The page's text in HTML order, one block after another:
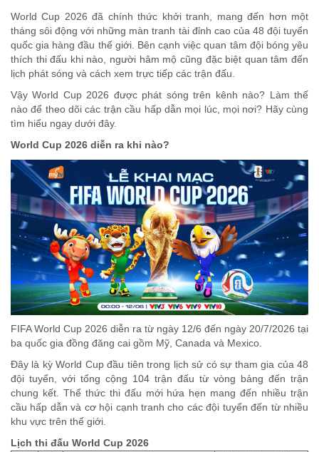
World Cup 2026 đã chính thức khởi tranh, mang đến hơn một
tháng sôi động với những màn tranh tài đỉnh cao của 48 đội tuyển
quốc gia hàng đầu thế giới. Bên cạnh việc quan tâm đội bóng yêu
thích thi đấu khi nào, người hâm mộ cũng đặc biệt quan tâm đến
lịch phát sóng và cách xem trực tiếp các trận đấu.
Vậy World Cup 2026 được phát sóng trên kênh nào? Làm thế
nào để theo dõi các trận cầu hấp dẫn mọi lúc, mọi nơi? Hãy cùng
tìm hiểu ngay dưới đây.
World Cup 2026 diễn ra khi nào?
FIFA World Cup 2026 diễn ra từ ngày 12/6 đến ngày 20/7/2026 tại
ba quốc gia đồng đăng cai gồm Mỹ, Canada và Mexico.
Đây là kỳ World Cup đầu tiên trong lịch sử có sự tham gia của 48
đội tuyển, với tổng cộng 104 trận đấu từ vòng bảng đến trận
chung kết. Thể thức thi đấu mới hứa hẹn mang đến nhiều trận
cầu hấp dẫn và cơ hội cạnh tranh cho các đội tuyển đến từ nhiều
khu vực trên thế giới.
Lịch thi đấu World Cup 2026